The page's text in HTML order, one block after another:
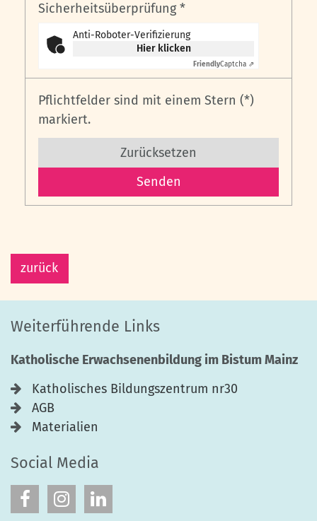
Sicherheitsüberprüfung *
Anti-Roboter-Verifizierung
Hier klicken
FriendlyCaptcha ⇗
Pflichtfelder sind mit einem Stern (*)
markiert.
Zurücksetzen
zurück
Weiterführende Links
Katholische Erwachsenenbildung im Bistum Mainz
Katholisches Bildungszentrum nr30
AGB
Materialien
Social Media